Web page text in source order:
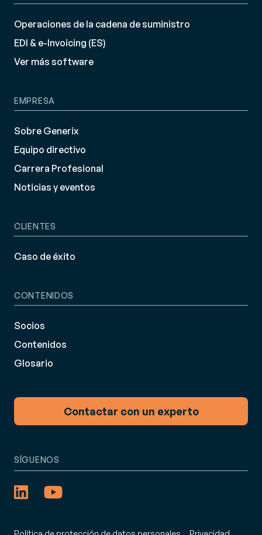
Operaciones de la cadena de suministro
EDI & e-Invoicing (ES)
Ver más software
EMPRESA
Sobre Generix
Equipo directivo
Carrera Profesional
Noticias y eventos
CLIENTES
Caso de éxito
CONTENIDOS
Socios
Contenidos
Glosario
Contactar con un experto
SÍGUENOS